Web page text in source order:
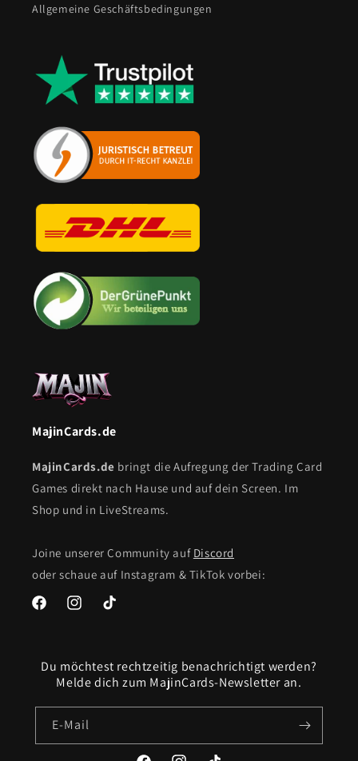
Allgemeine Geschäftsbedingungen
MajinCards.de
MajinCards.de bringt die Aufregung der Trading Card
Games direkt nach Hause und auf dein Screen. Im
Shop und in LiveStreams.
Joine unserer Community auf Discord
oder schaue auf Instagram & TikTok vorbei:
FacebookInstagram
Du möchtest rechtzeitig benachrichtigt werden?
Melde dich zum MajinCards-Newsletter an.
E-Mail